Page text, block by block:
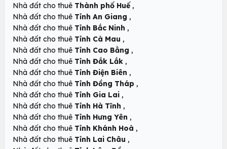
Nhà đất cho thuê Thành phố Huế ,
Nhà đất cho thuê Tỉnh An Giang ,
Nhà đất cho thuê Tỉnh Bắc Ninh ,
Nhà đất cho thuê Tỉnh Cà Mau ,
Nhà đất cho thuê Tỉnh Cao Bằng ,
Nhà đất cho thuê Tỉnh Đắk Lắk ,
Nhà đất cho thuê Tỉnh Điện Biên ,
Nhà đất cho thuê Tỉnh Đồng Tháp ,
Nhà đất cho thuê Tỉnh Gia Lai ,
Nhà đất cho thuê Tỉnh Hà Tĩnh ,
Nhà đất cho thuê Tỉnh Hưng Yên ,
Nhà đất cho thuê Tỉnh Khánh Hoà ,
Nhà đất cho thuê Tỉnh Lai Châu ,